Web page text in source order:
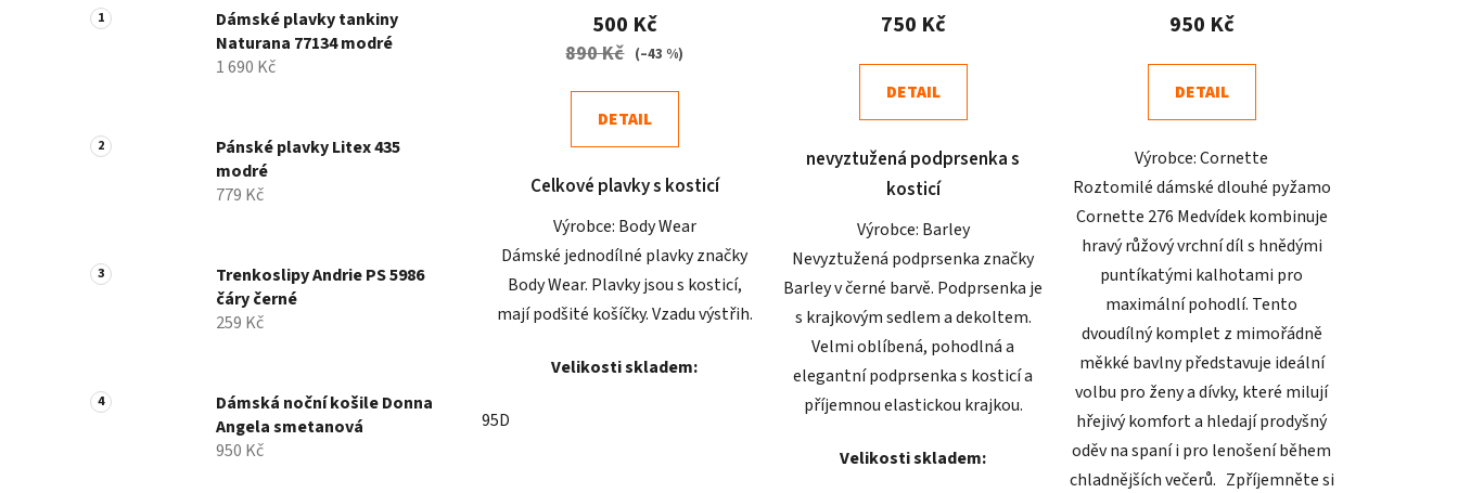
Dámské plavky tankiny
Naturana 77134 modré
1 690 Kč
Pánské plavky Litex 435
modré
779 Kč
Trenkoslipy Andrie PS 5986
čáry černé
259 Kč
Dámská noční košile Donna
Angela smetanová
950 Kč
produktu
je
5
500 Kč
890 Kč (–43 %)
DETAIL
Celkové plavky s kosticí
Výrobce: Body Wear
Dámské jednodílné plavky značky
Body Wear. Plavky jsou s kosticí,
mají podšité košíčky. Vzadu výstřih.
Velikosti skladem:
95D
produktu
4,9
z
hvězdiček.
750 Kč
DETAIL
nevyztužená podprsenka s
kosticí
Výrobce: Barley
Nevyztužená podprsenka značky
Barley v černé barvě. Podprsenka je
s krajkovým sedlem a dekoltem.
Velmi oblíbená, pohodlná a
elegantní podprsenka s kosticí a
příjemnou elastickou krajkou.
Velikosti skladem:
produktu
5,0
z
hvězdiček.
950 Kč
DETAIL
Výrobce: Cornette
Roztomilé dámské dlouhé pyžamo
Cornette 276 Medvídek kombinuje
hravý růžový vrchní díl s hnědými
puntíkatými kalhotami pro
maximální pohodlí. Tento
dvoudílný komplet z mimořádně
měkké bavlny představuje ideální
volbu pro ženy a dívky, které milují
hřejivý komfort a hledají prodyšný
oděv na spaní i pro lenošení během
chladnějších večerů. Zpříjemněte si